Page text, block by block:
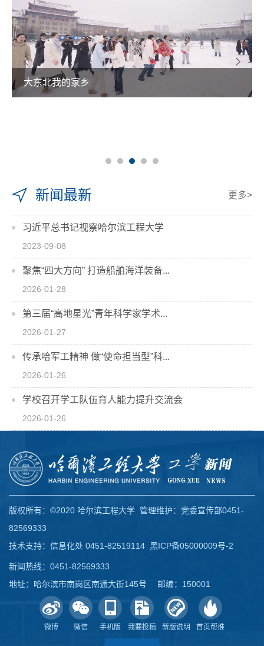
大东北我的家乡
新闻最新 更多>
习近平总书记视察哈尔滨工程大学
2023-09-08
聚焦“四大方向” 打造船舶海洋装备...
2026-01-28
第三届“高地星光”青年科学家学术...
2026-01-27
传承哈军工精神 做“使命担当型”科...
2026-01-26
学校召开学工队伍育人能力提升交流会
2026-01-26
版权所有：©2020 哈尔滨工程大学 管理维护：党委宣传部0451-
82569333
技术支持：信息化处 0451-82519114 黑ICP备05000009号-2
新闻热线：0451-82569333
地址：哈尔滨市南岗区南通大街145号 邮编：150001
微博 微信 手机版 我要投稿 新版说明 首页帮推